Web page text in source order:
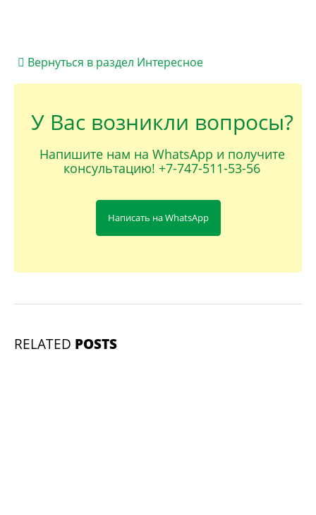
Вернуться в раздел Интересное
У Вас возникли вопросы?
Напишите нам на WhatsApp и получите
консультацию! +7-747-511-53-56
Написать на WhatsApp
RELATED POSTS